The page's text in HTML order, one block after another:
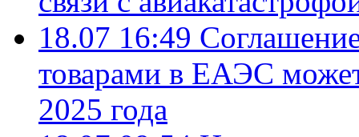
18.07 16:49
товарами в ЕАЭС
2025 года